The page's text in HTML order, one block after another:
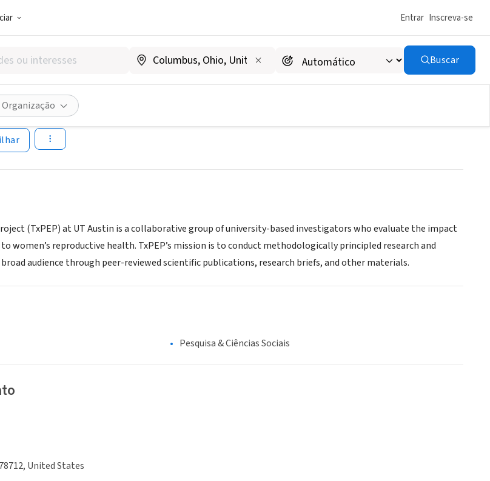
Entrar Inscreva-se
Buscar
Project
txpep/
(TxPEP) at UT Austin is a collaborative group of university-based investigators who evaluate the impact
women’s reproductive health. TxPEP’s mission is to conduct methodologically principled research and
audience through peer-reviewed scientific publications, research briefs, and other materials.
Pesquisa & Ciências Sociais
United States